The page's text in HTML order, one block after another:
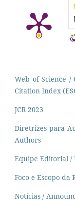
Web of Science /
Citation Index
JCR 2023
Diretrizes para
Authors
Equipe Editorial /
Foco e Escopo da
Notícias /